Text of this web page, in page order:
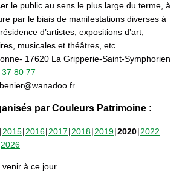
le public au sens le plus large du terme, à
par le biais de manifestations diverses à
d’artistes, expositions d’art,
musicales et théâtres, etc
17620 La Gripperie-Saint-Symphorien
80 77
par Couleurs Patrimoine :
2015 2016 2017 2018 2019 2020 2022
2026
à ce jour.